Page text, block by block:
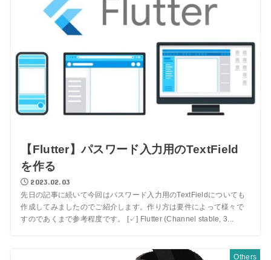
【Flutter】パスワード入力用のTextField
を作る
2023.02.03
先日の記事に続いて今回はパスワード入力用のTextFieldについても
作成してみましたのでご紹介します。作り方は要件によって様々で
すのであくまで参考程度です。 [✓] Flutter (Channel stable, 3...
Others